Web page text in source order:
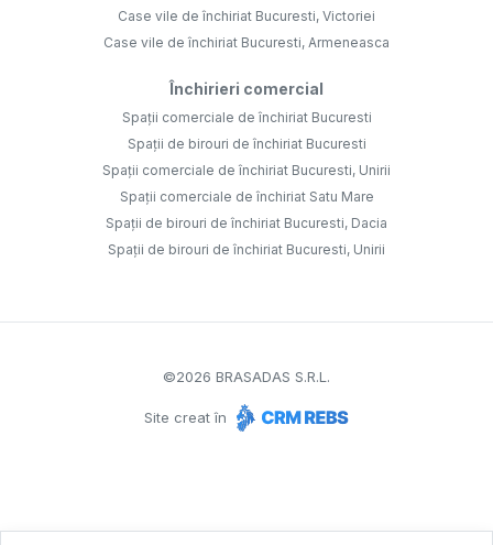
Case vile de închiriat Bucuresti, Victoriei
Case vile de închiriat Bucuresti, Armeneasca
Închirieri comercial
Spații comerciale de închiriat Bucuresti
Spații de birouri de închiriat Bucuresti
Spații comerciale de închiriat Bucuresti, Unirii
Spații comerciale de închiriat Satu Mare
Spații de birouri de închiriat Bucuresti, Dacia
Spații de birouri de închiriat Bucuresti, Unirii
©2026 BRASADAS S.R.L.
Site creat în